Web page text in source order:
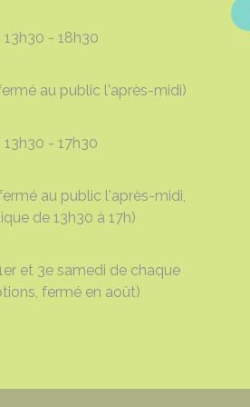
13h30 - 18h30
au public l'après-midi)
13h30 - 17h30
au public l'après-midi,
de 13h30 à 17h)
et 3e samedi de chaque
fermé en août)